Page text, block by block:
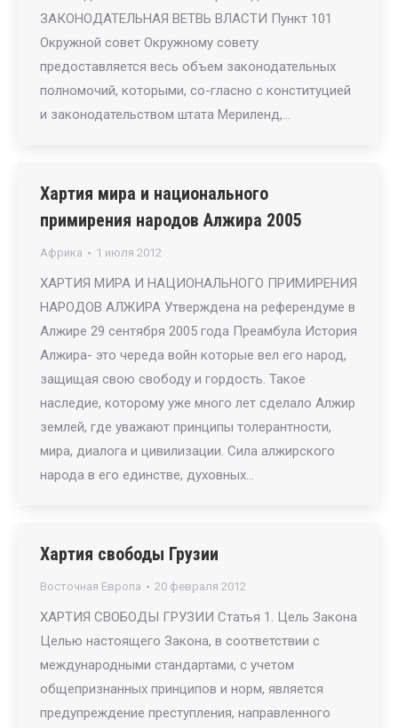
ЗАКОНОДАТЕЛЬНАЯ ВЕТВЬ ВЛАСТИ Пункт 101
Окружной совет Окружному совету
предоставляется весь объем законодательных
полномочий, которыми, со-гласно с конституцией
и законодательством штата Мериленд,…
Хартия мира и национального
примирения народов Алжира 2005
Африка 1 июля 2012
ХАРТИЯ МИРА И НАЦИОНАЛЬНОГО ПРИМИРЕНИЯ
НАРОДОВ АЛЖИРА Утверждена на референдуме в
Алжире 29 сентября 2005 года Преамбула История
Алжира- это череда войн которые вел его народ,
защищая свою свободу и гордость. Такое
наследие, которому уже много лет сделало Алжир
землей, где уважают принципы толерантности,
мира, диалога и цивилизации. Сила алжирского
народа в его единстве, духовных…
Хартия свободы Грузии
Восточная Европа 20 февраля 2012
ХАРТИЯ СВОБОДЫ ГРУЗИИ Статья 1. Цель Закона
Целью настоящего Закона, в соответствии с
международными стандартами, с учетом
общепризнанных принципов и норм, является
предупреждение преступления, направленного